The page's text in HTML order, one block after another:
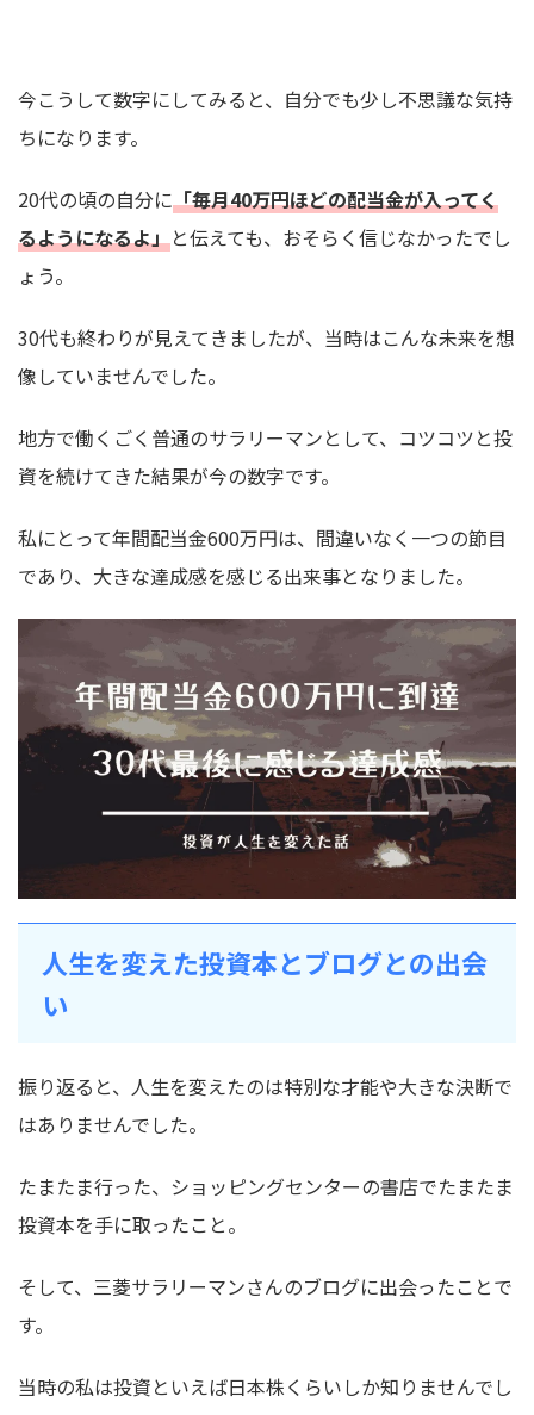
今こうして数字にしてみると、自分でも少し不思議な気持
ちになります。
20代の頃の自分に「毎月40万円ほどの配当金が入ってく
るようになるよ」と伝えても、おそらく信じなかったでし
ょう。
30代も終わりが見えてきましたが、当時はこんな未来を想
像していませんでした。
地方で働くごく普通のサラリーマンとして、コツコツと投
資を続けてきた結果が今の数字です。
私にとって年間配当金600万円は、間違いなく一つの節目
であり、大きな達成感を感じる出来事となりました。
人生を変えた投資本とブログとの出会
い
振り返ると、人生を変えたのは特別な才能や大きな決断で
はありませんでした。
たまたま行った、ショッピングセンターの書店でたまたま
投資本を手に取ったこと。
そして、三菱サラリーマンさんのブログに出会ったことで
す。
当時の私は投資といえば日本株くらいしか知りませんでし